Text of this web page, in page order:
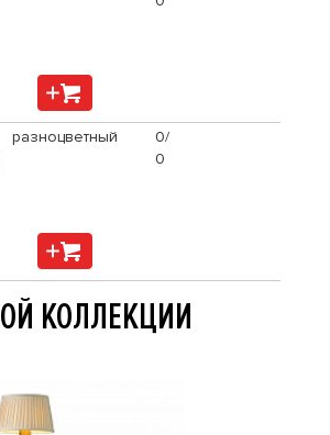
разноцветный
0/
0
КОЛЛЕКЦИИ